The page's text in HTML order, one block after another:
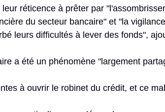
réticence à prêter par
du secteur bancaire" et "la
leurs difficultés à lever des fonds",
a été un phénomène "largement
à ouvrir le robinet du crédit, et ce